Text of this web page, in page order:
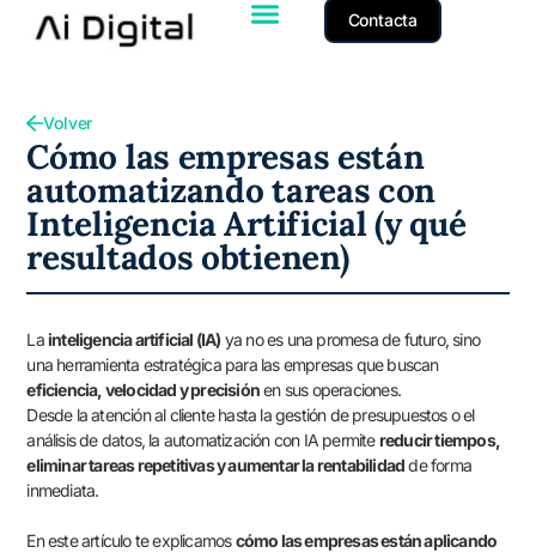
Contacta
Volver
Cómo las empresas están
automatizando tareas con
Inteligencia Artificial (y qué
resultados obtienen)
Lainteligencia artificial (IA) ya no es una promesa de futuro, sino
una herramienta estratégica para las empresas que buscan
eficiencia, velocidad y precisiónen sus operaciones.
Desde la atención al cliente hasta la gestión de presupuestos o el
análisis de datos, la automatización con IA permitereducir tiempos,
eliminar tareas repetitivas y aumentar la rentabilidadde forma
inmediata.
En este artículo te explicamoscómo las empresas están aplicando